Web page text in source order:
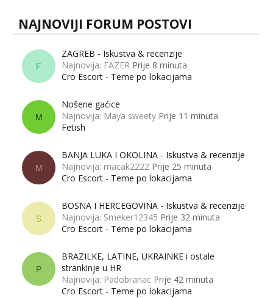
NAJNOVIJI FORUM POSTOVI
F
ZAGREB - Iskustva & recenzije
Najnovija: FAZER Prije 8 minuta
Cro Escort - Teme po lokacijama
M
Nošene gaćice
Najnovija: Maya sweety Prije 11 minuta
Fetish
M
BANJA LUKA I OKOLINA - Iskustva & recenzije
Najnovija: macak2222 Prije 25 minuta
Cro Escort - Teme po lokacijama
S
BOSNA I HERCEGOVINA - Iskustva & recenzije
Najnovija: Smeker12345 Prije 32 minuta
Cro Escort - Teme po lokacijama
P
BRAZILKE, LATINE, UKRAINKE i ostale
strankinje u HR
Najnovija: Padobranac Prije 42 minuta
Cro Escort - Teme po lokacijama